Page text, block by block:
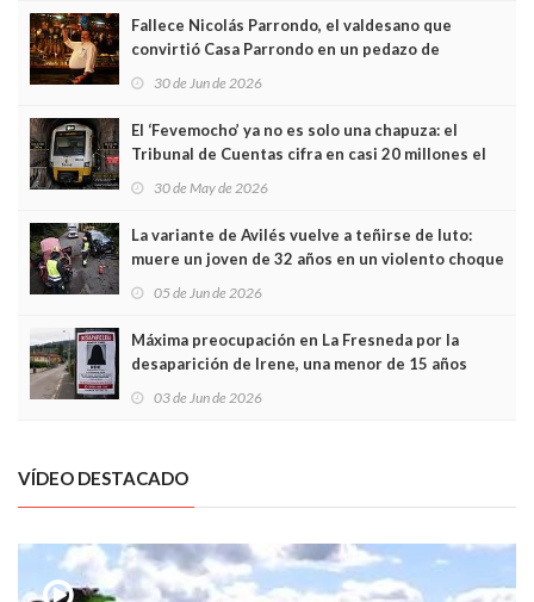
Fallece Nicolás Parrondo, el valdesano que
convirtió Casa Parrondo en un pedazo de
Asturias en Madrid
30 de Jun de 2026
El ‘Fevemocho’ ya no es solo una chapuza: el
Tribunal de Cuentas cifra en casi 20 millones el
sobrecoste de los trenes que no cabían por los
30 de May de 2026
La variante de Avilés vuelve a teñirse de luto:
muere un joven de 32 años en un violento choque
frontal
05 de Jun de 2026
Máxima preocupación en La Fresneda por la
desaparición de Irene, una menor de 15 años
03 de Jun de 2026
VÍDEO DESTACADO